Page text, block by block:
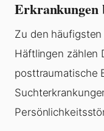
Erkrankungen
Zu den
Häftlingen zählen
posttraumatische